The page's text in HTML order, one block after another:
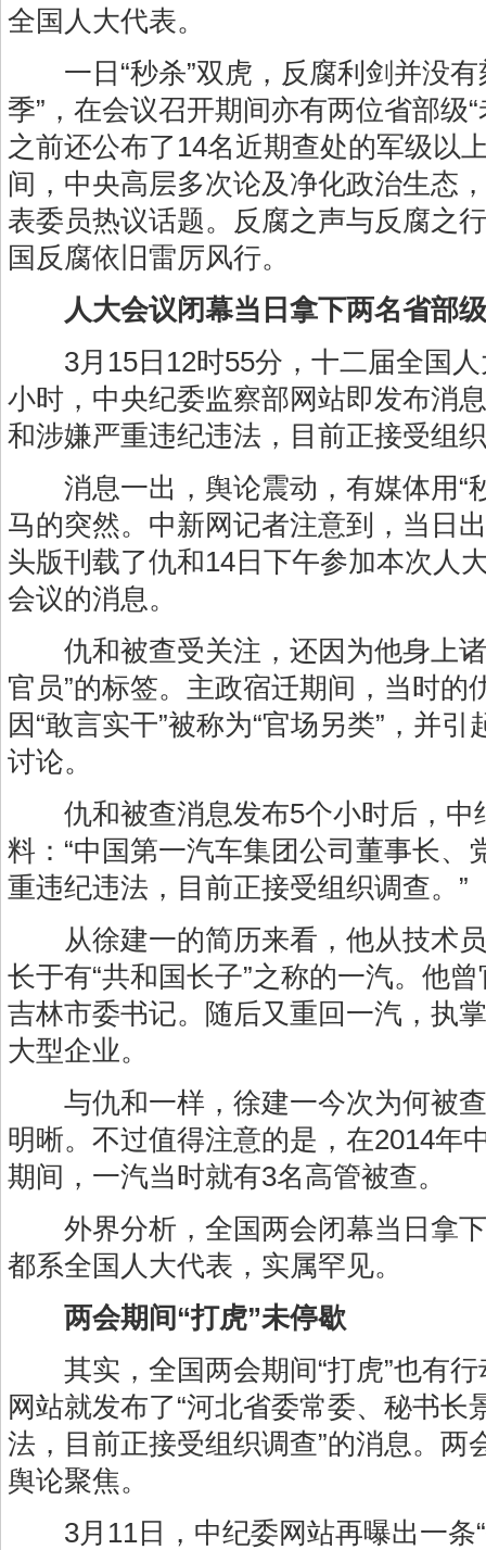
全国人大代表。
一日“秒杀”双虎，反腐利剑并没有
季”，在会议召开期间亦有两位省部级
之前还公布了14名近期查处的军级以
间，中央高层多次论及净化政治生态
表委员热议话题。反腐之声与反腐之
国反腐依旧雷厉风行。
人大会议闭幕当日拿下两名省部级
3月15日12时55分，十二届全国人
小时，中央纪委监察部网站即发布消
和涉嫌严重违纪违法，目前正接受组
消息一出，舆论震动，有媒体用“
马的突然。中新网记者注意到，当日
头版刊载了仇和14日下午参加本次人
会议的消息。
仇和被查受关注，还因为他身上诸
官员”的标签。主政宿迁期间，当时的
因“敢言实干”被称为“官场另类”，并引
讨论。
仇和被查消息发布5个小时后，中
料：“中国第一汽车集团公司董事长、
重违纪违法，目前正接受组织调查。”
从徐建一的简历来看，他从技术员
长于有“共和国长子”之称的一汽。他
吉林市委书记。随后又重回一汽，执
大型企业。
与仇和一样，徐建一今次为何被查
明晰。不过值得注意的是，在2014年
期间，一汽当时就有3名高管被查。
外界分析，全国两会闭幕当日拿下
都系全国人大代表，实属罕见。
两会期间“打虎”未停歇
其实，全国两会期间“打虎”也有行
网站就发布了“河北省委常委、秘书长
法，目前正接受组织调查”的消息。两
舆论聚焦。
3月11日，中纪委网站再曝出一条“